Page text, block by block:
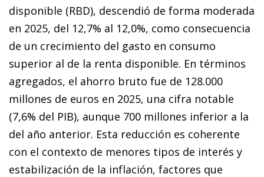
disponible (RBD), descendió de forma moderada
en 2025, del 12,7% al 12,0%, como consecuencia
de un crecimiento del gasto en consumo
superior al de la renta disponible. En términos
agregados, el ahorro bruto fue de 128.000
millones de euros en 2025, una cifra notable
(7,6% del PIB), aunque 700 millones inferior a la
del año anterior. Esta reducción es coherente
con el contexto de menores tipos de interés y
estabilización de la inflación, factores que